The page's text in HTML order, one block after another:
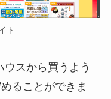
ト
スから買うよう
ることができま